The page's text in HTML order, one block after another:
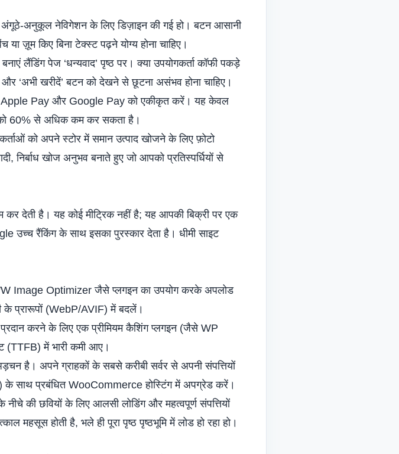
अनुकूल नेविगेशन के लिए डिज़ाइन की गई हो। बटन आसानी
या ज़ूम किए बिना टेक्स्ट पढ़ने योग्य होना चाहिए।
लैंडिंग पेज ‘धन्यवाद’ पृष्ठ पर। क्या उपयोगकर्ता कॉफी पकड़े
‘अभी खरीदें’ बटन को देखने से छूटना असंभव होना चाहिए।
Pay और Google Pay को एकीकृत करें। यह केवल
60% से अधिक कम कर सकता है।
को अपने स्टोर में समान उत्पाद खोजने के लिए फ़ोटो
निर्बाध खोज अनुभव बनाते हुए जो आपको प्रतिस्पर्धियों से
देती है। यह कोई मीट्रिक नहीं है; यह आपकी बिक्री पर एक
उच्च रैंकिंग के साथ इसका पुरस्कार देता है। धीमी साइट
Image Optimizer जैसे प्लगइन का उपयोग करके अपलोड
के प्रारूपों (WebP/AVIF) में बदलें।
करने के लिए एक प्रीमियम कैशिंग प्लगइन (जैसे WP
(TTFB) में भारी कमी आए।
है। अपने ग्राहकों के सबसे करीबी सर्वर से अपनी संपत्तियों
के साथ प्रबंधित WooCommerce होस्टिंग में अपग्रेड करें।
की छवियों के लिए आलसी लोडिंग और महत्वपूर्ण संपत्तियों
महसूस होती है, भले ही पूरा पृष्ठ पृष्ठभूमि में लोड हो रहा हो।